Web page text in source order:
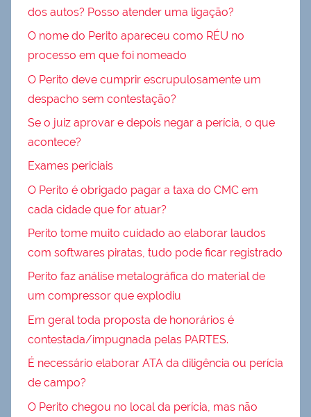
dos autos? Posso atender uma ligação?
O nome do Perito apareceu como RÉU no
processo em que foi nomeado
O Perito deve cumprir escrupulosamente um
despacho sem contestação?
Se o juiz aprovar e depois negar a perícia, o que
acontece?
Exames periciais
O Perito é obrigado pagar a taxa do CMC em
cada cidade que for atuar?
Perito tome muito cuidado ao elaborar laudos
com softwares piratas, tudo pode ficar registrado
Perito faz análise metalográfica do material de
um compressor que explodiu
Em geral toda proposta de honorários é
contestada/impugnada pelas PARTES.
É necessário elaborar ATA da diligência ou perícia
de campo?
O Perito chegou no local da perícia, mas não